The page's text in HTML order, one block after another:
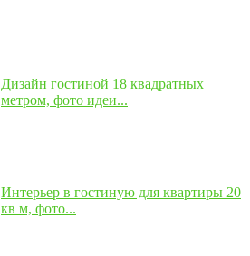
Дизайн гостиной 18 квадратных
метром, фото идеи...
Интерьер в гостиную для квартиры 20
кв м, фото...